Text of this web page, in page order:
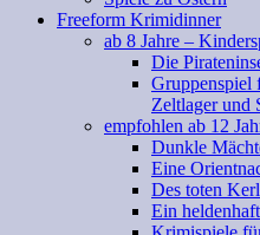
Freeform Krimidinner
ab 8 Jahre –
Die
Gruppenspiel
Zeltlager und
empfohlen ab 12
Dunkle
Eine
Des toten
Ein